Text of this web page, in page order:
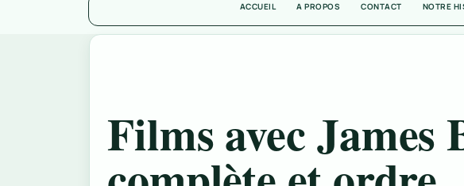
ACCUEIL A PROPOS CONTACT NOTRE
Films avec James